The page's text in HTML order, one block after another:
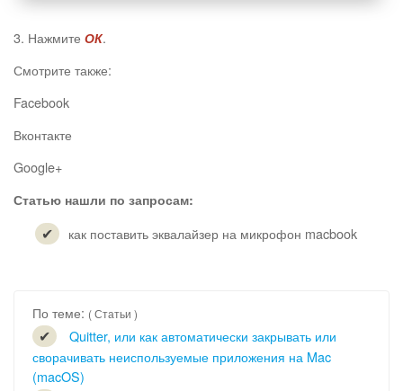
3. Нажмите ОК.
Смотрите также:
Facebook
Вконтакте
Google+
Статью нашли по запросам:
как поставить эквалайзер на микрофон macbook
По теме: ( Статьи )
Quitter, или как автоматически закрывать или
сворачивать неиспользуемые приложения на Mac
(macOS)